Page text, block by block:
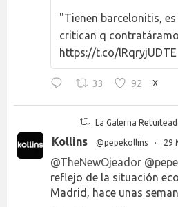
"Tienen barcelonitis,
critican q
https://t.co/lRqryjUDTE
33 92 X
La Galerna
Kollins @pepekollins · 29
@TheNewOjeador
reflejo de la situación
Madrid, hace unas